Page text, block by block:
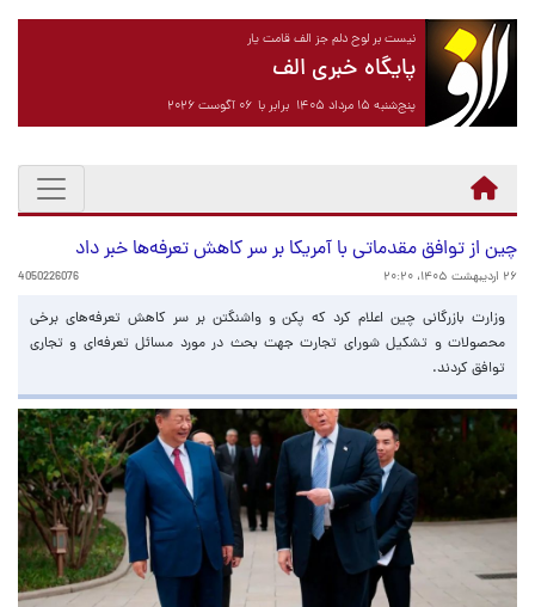
نیست بر لوح دلم جز الف قامت یار
پایگاه خبری الف
پنج‌شنبه ۱۵ مرداد ۱۴۰۵ برابر با ۰۶ آگوست ۲۰۲۶
چین از توافق مقدماتی با آمریکا بر سر کاهش تعرفه‌ها خبر داد
۲۶ اردیبهشت ۱۴۰۵، ۲۰:۲۰ 4050226076
وزارت بازرگانی چین اعلام کرد که پکن و واشنگتن بر سر کاهش تعرفه‌های برخی
محصولات و تشکیل شورای تجارت جهت بحث در مورد مسائل تعرفه‌ای و تجاری
توافق کردند.